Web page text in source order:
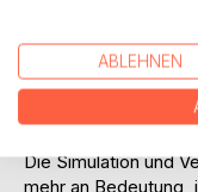
Beschreibung in
Schaltung auf die
FPGAs. Als
Die Simulation und
mehr an Bedeutung,
ABLEHNEN